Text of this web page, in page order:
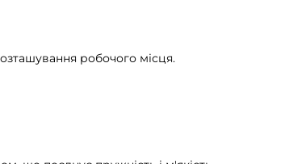
робочого місця.